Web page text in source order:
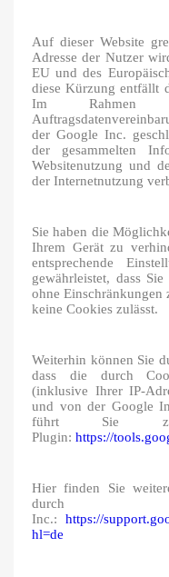
Auf dieser Website
Adresse der Nutzer
EU und des
diese Kürzung entfällt
Im Rahmen
der Google Inc.
der gesammelten
Websitenutzung und
der Internetnutzung
Sie haben die
Ihrem Gerät zu
entsprechende
gewährleistet, dass
ohne
keine Cookies zulässt.
Weiterhin können Sie
dass die durch
(inklusive Ihrer IP-
und von der Google
führt Sie zu
Plugin: https://
Hier finden Sie
durch
Inc.: https://
hl=de